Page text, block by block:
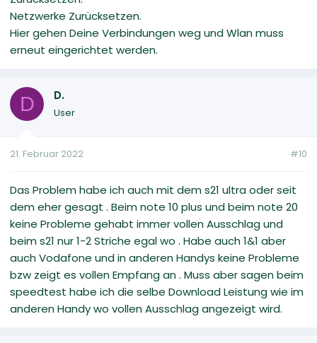
Netzwerke Zurücksetzen.
Hier gehen Deine Verbindungen weg und Wlan muss
erneut eingerichtet werden.
D D.
User
21. Februar 2022 #10
Das Problem habe ich auch mit dem s21 ultra oder seit
dem eher gesagt . Beim note 10 plus und beim note 20
keine Probleme gehabt immer vollen Ausschlag und
beim s21 nur 1-2 Striche egal wo . Habe auch 1&1 aber
auch Vodafone und in anderen Handys keine Probleme
bzw zeigt es vollen Empfang an . Muss aber sagen beim
speedtest habe ich die selbe Download Leistung wie im
anderen Handy wo vollen Ausschlag angezeigt wird.